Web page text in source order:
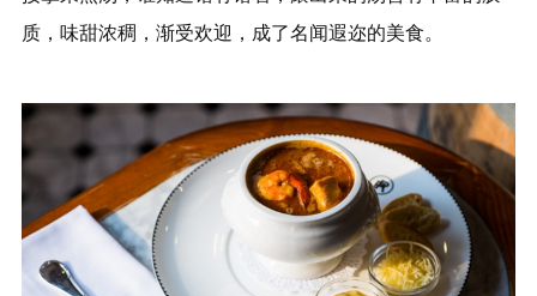
质，味甜浓稠，渐受欢迎，成了名闻遐迩的美食。